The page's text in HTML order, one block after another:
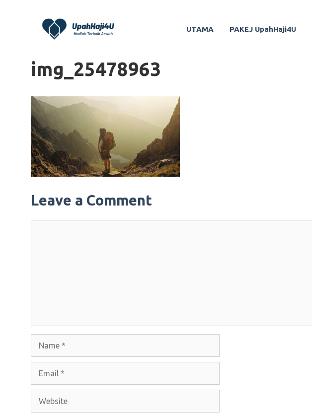
UTAMA PAKEJ UpahHaji4U
img_25478963
Leave a Comment